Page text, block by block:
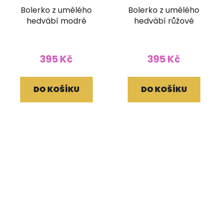
Bolerko z umělého
hedvábí modré
395 Kč
DO KOŠÍKU
Bolerko z umělého
hedvábí růžové
395 Kč
DO KOŠÍKU